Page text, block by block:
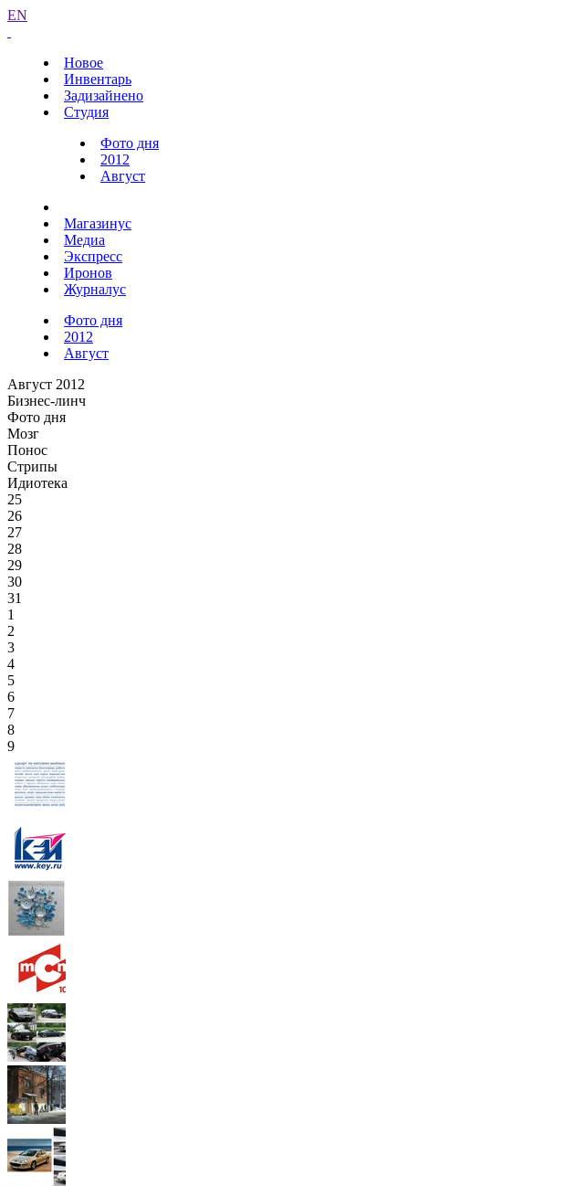
EN
Новое
Инвентарь
Задизайнено
Студия
Фото дня
2012
Август
Магазинус
Медиа
Экспресс
Иронов
Журналус
Фото дня
2012
Август
Август 2012
Бизнес-линч
Фото дня
Мозг
Понос
Стрипы
Идиотека
25
26
27
28
29
30
31
1
2
3
4
5
6
7
8
9